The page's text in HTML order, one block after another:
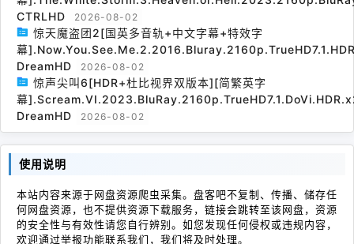
CTRLHD
2026-08-02
惊天魔盗团2[国英多音轨+中文字幕+特效字
幕
DreamHD
2026-08-02
惊声尖叫6[HDR+杜比视界双版本][简繁英字
幕
DreamHD
2026-08-02
使用说明
本站内容来源于网盘资源爬虫采集。盘客吧不复制、传播、储存任
何网盘资源，也不提供资源下载服务，链接会跳转至该网盘，资源
的安全性与有效性请您自行辨别。如您发现任何侵权或违规内容，
欢迎通过举报功能联系我们，我们将及时处理。